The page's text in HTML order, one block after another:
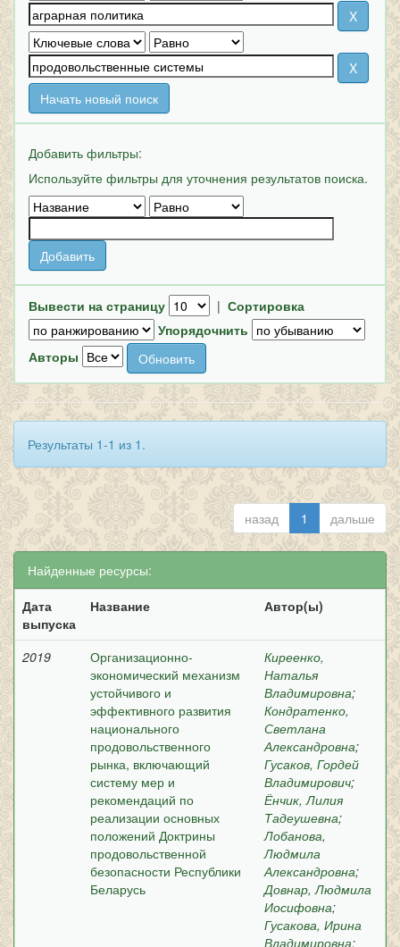
Начать новый поиск
Добавить фильтры:
Используйте фильтры для уточнения результатов поиска.
Вывести на страницу | Сортировка
Упорядочнить
Авторы
Результаты 1-1 из 1.
назад 1 дальше
Найденные ресурсы:
Дата
выпуска
Название Автор(ы)
2019
Организационно-
экономический механизм
устойчивого и
эффективного развития
национального
продовольственного
рынка, включающий
систему мер и
рекомендаций по
реализации основных
положений Доктрины
продовольственной
безопасности Республики
Беларусь
Киреенко,
Наталья
Владимировна;
Кондратенко,
Светлана
Александровна;
Гусаков, Гордей
Владимирович;
Ёнчик, Лилия
Тадеушевна;
Лобанова,
Людмила
Александровна;
Довнар, Людмила
Иосифовна;
Гусакова, Ирина
Владимировна;